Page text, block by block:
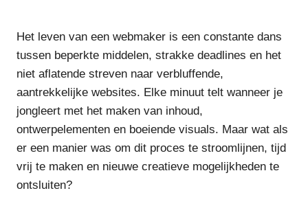
Het leven van een webmaker is een constante dans
tussen beperkte middelen, strakke deadlines en het
niet aflatende streven naar verbluffende,
aantrekkelijke websites. Elke minuut telt wanneer je
jongleert met het maken van inhoud,
ontwerpelementen en boeiende visuals. Maar wat als
er een manier was om dit proces te stroomlijnen, tijd
vrij te maken en nieuwe creatieve mogelijkheden te
ontsluiten?